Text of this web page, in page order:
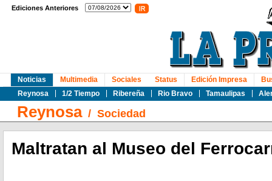
Ediciones Anteriores
Noticias
Reynosa
1/2 Tiempo Ribereña Rio Bravo Tamaulipas
Multimedia Sociales Status Edición Impresa
Reynosa/ Sociedad
Maltratan al Museo del